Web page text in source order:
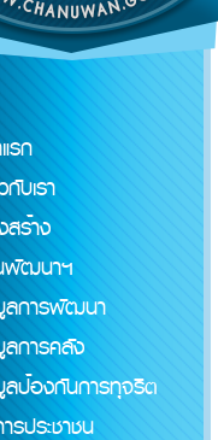
รก
กับเรา
สร้าง
พัฒนาฯ
ลการพัฒนา
การคลัง
ป้องกันการทุจริต
รประชาชน